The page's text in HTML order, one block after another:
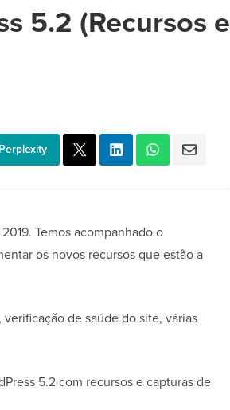
5.2 (Recursos e
Perplexity
Temos acompanhado o
os novos recursos que estão a
de saúde do site, várias
5.2 com recursos e capturas de